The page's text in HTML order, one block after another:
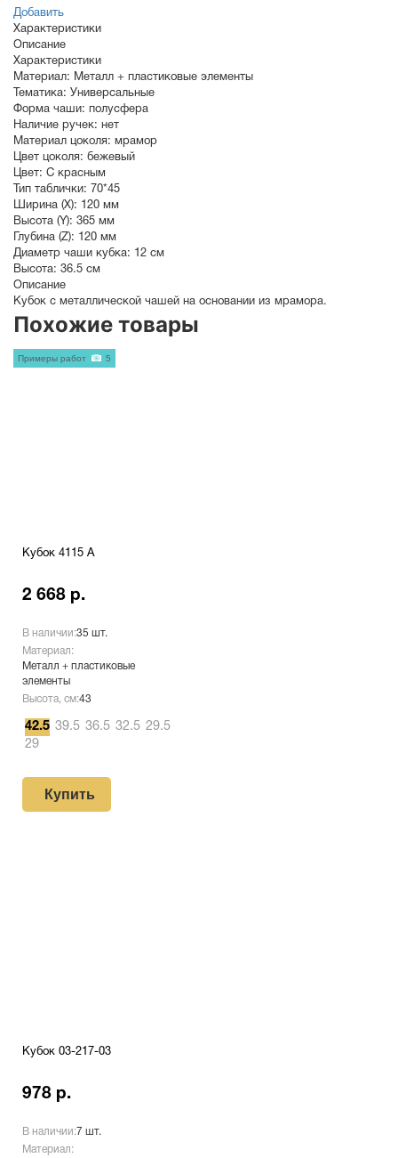
Добавить
Характеристики
Описание
Характеристики
Материал: Металл + пластиковые элементы
Тематика: Универсальные
Форма чаши: полусфера
Наличие ручек: нет
Материал цоколя: мрамор
Цвет цоколя: бежевый
Цвет: С красным
Тип таблички: 70*45
Ширина (X): 120 мм
Высота (Y): 365 мм
Глубина (Z): 120 мм
Диаметр чаши кубка: 12 см
Высота: 36.5 см
Описание
Кубок с металлической чашей на основании из мрамора.
Похожие товары
Кубок 4115 A
2 668 р.
В наличии:35 шт.
Материал:
Металл + пластиковые
элементы
Высота, см:43
42.5 39.5 36.5 32.5 29.5
29
Купить
Примеры работ 5
Кубок 03-217-03
978 р.
В наличии:7 шт.
Материал: